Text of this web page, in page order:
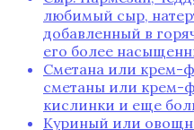
любимый сыр‚
добавленный в
его более
Сметана или крем-
сметаны или крем-
кислинки и еще
Куриный или